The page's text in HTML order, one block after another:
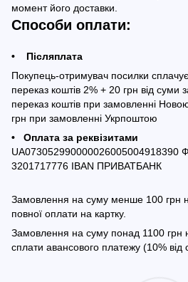
момент його доставки.
Способи оплати:
• Післяплата
Покупець-отримувач посилки
переказ коштів 2% + 20 грн від суми
переказ коштів при замовленні
грн при замовленні Укрпоштою
• Оплата за реквізитами
UA073052990000026005004918390
3201717776 IBAN ПРИВАТБАНК
Замовлення на суму менше 100 грн
повної оплати на картку.
Замовлення на суму понад 1100 грн
сплати авансового платежу (10%